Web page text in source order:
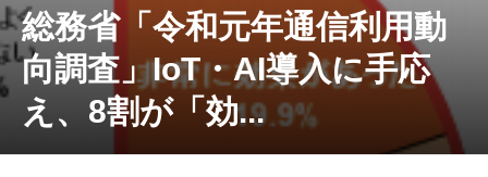
総務省「令和元年通信利用動
向調査」IoT・AI導入に手応
え、8割が「効...